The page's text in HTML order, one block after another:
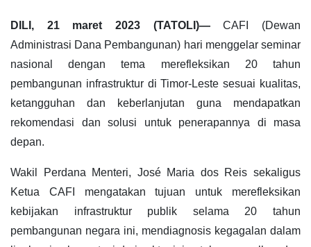
DILI, 21 maret 2023 (TATOLI)—CAFI (Dewan
Administrasi Dana Pembangunan) hari menggelar seminar
nasional dengan tema merefleksikan 20 tahun
pembangunan infrastruktur di Timor-Leste sesuai kualitas,
ketangguhan dan keberlanjutan guna mendapatkan
rekomendasi dan solusi untuk penerapannya di masa
depan.
Wakil Perdana Menteri, José Maria dos Reis sekaligus
Ketua CAFI mengatakan tujuan untuk merefleksikan
kebijakan infrastruktur publik selama 20 tahun
pembangunan negara ini, mendiagnosis kegagalan dalam